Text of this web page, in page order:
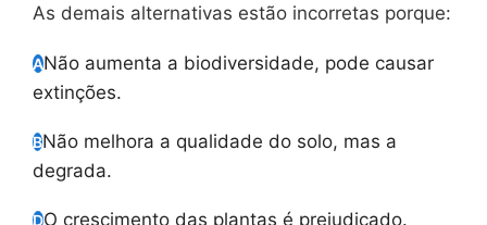
As demais alternativas estão incorretas porque:
ANão aumenta a biodiversidade, pode causar
extinções.
BNão melhora a qualidade do solo, mas a
degrada.
DO crescimento das plantas é prejudicado.